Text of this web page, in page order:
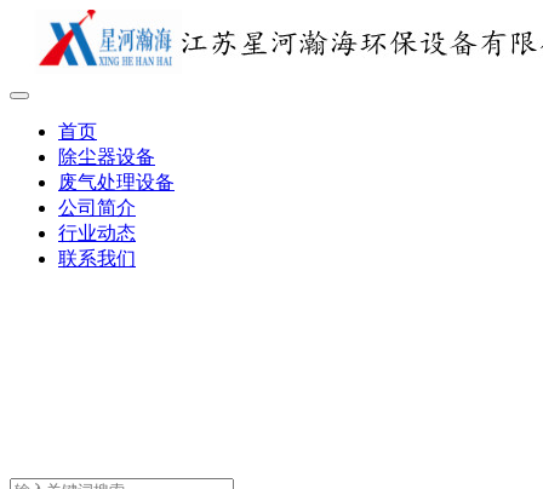
首页
除尘器设备
废气处理设备
公司简介
行业动态
联系我们